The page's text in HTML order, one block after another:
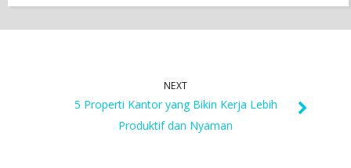
NEXT
5 Properti Kantor yang Bikin Kerja Lebih
Produktif dan Nyaman